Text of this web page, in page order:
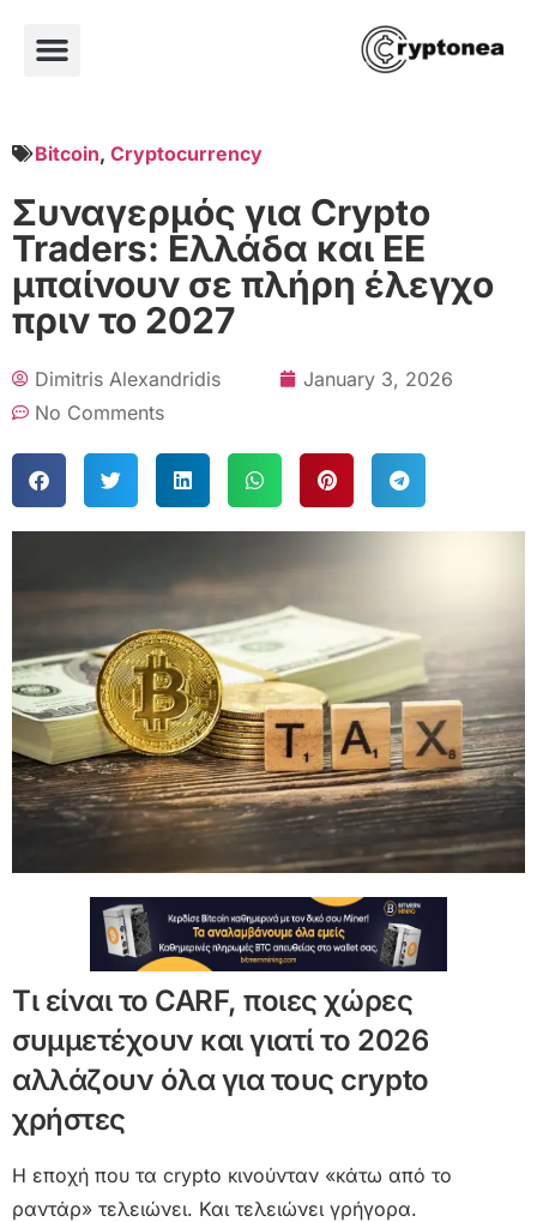
Bitcoin, Cryptocurrency
Συναγερμός για Crypto
Traders: Ελλάδα και ΕΕ
μπαίνουν σε πλήρη έλεγχο
πριν το 2027
Dimitris Alexandridis
January 3, 2026
No Comments
Τι είναι το CARF, ποιες χώρες
συμμετέχουν και γιατί το 2026
αλλάζουν όλα για τους crypto
χρήστες
Η εποχή που τα crypto κινούνταν «κάτω από το
ραντάρ» τελειώνει. Και τελειώνει γρήγορα.